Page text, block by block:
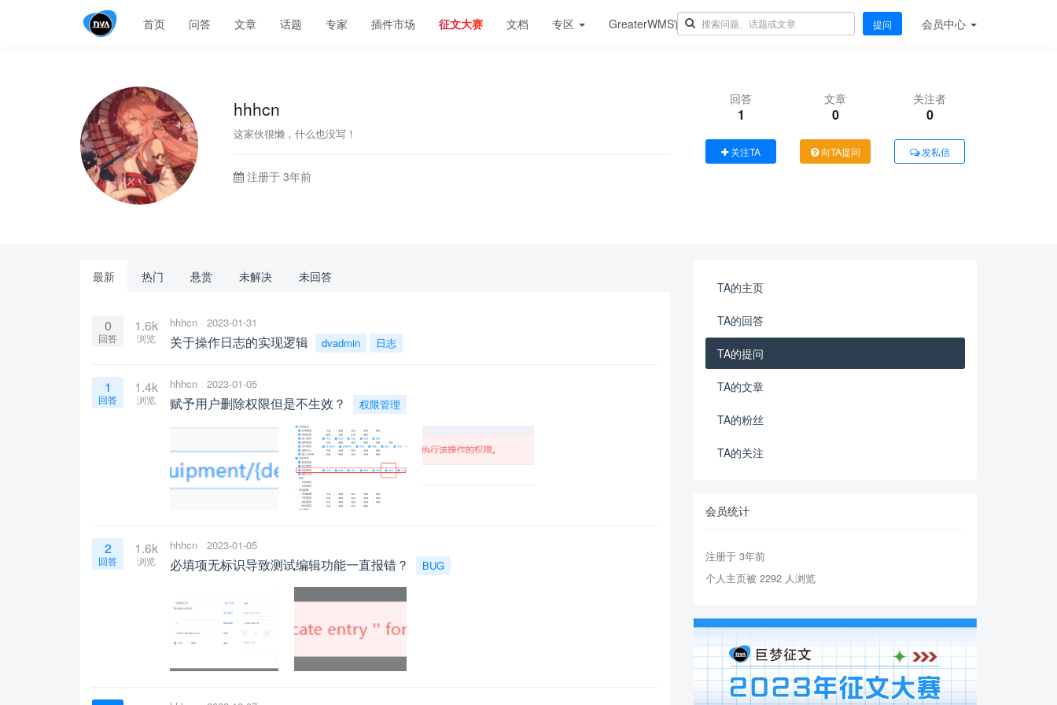
首页 问答 文章 话题 专家 插件市场 征文大赛 文档 专区 GreaterWMS官网 提问 会员中心
hhhcn
这家伙很懒，什么也没写！
注册于 3年前
回答
1
文章
0
关注者
0
关注TA 向TA提问 发私信
最新 热门 悬赏 未解决 未回答
0
回答
1.6k
浏览
hhhcn 2023-01-31
关于操作日志的实现逻辑 dvadmin 日志
1
回答
1.4k
浏览
hhhcn 2023-01-05
赋予用户删除权限但是不生效？ 权限管理
2
回答
1.6k
浏览
hhhcn 2023-01-05
必填项无标识导致测试编辑功能一直报错？ BUG
TA的主页
TA的回答
TA的提问
TA的文章
TA的粉丝
TA的关注
会员统计
注册于 3年前
个人主页被 2292 人浏览